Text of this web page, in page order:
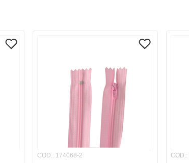
COD.: 174068-2
COD.: